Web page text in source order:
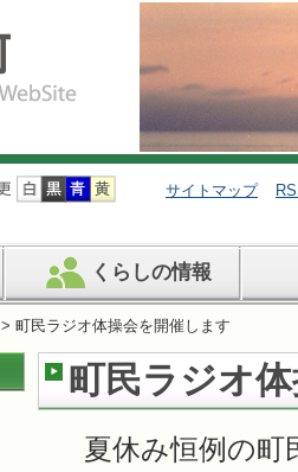
サイトマップ
くらしの情報
> 町民ラジオ体操会を開催します
町民ラジオ
夏休み恒例の町